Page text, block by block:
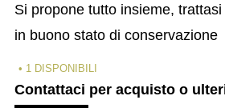
Si propone tutto insieme,
in buono stato di conservazione
1 DISPONIBILI
Contattaci per acquisto o